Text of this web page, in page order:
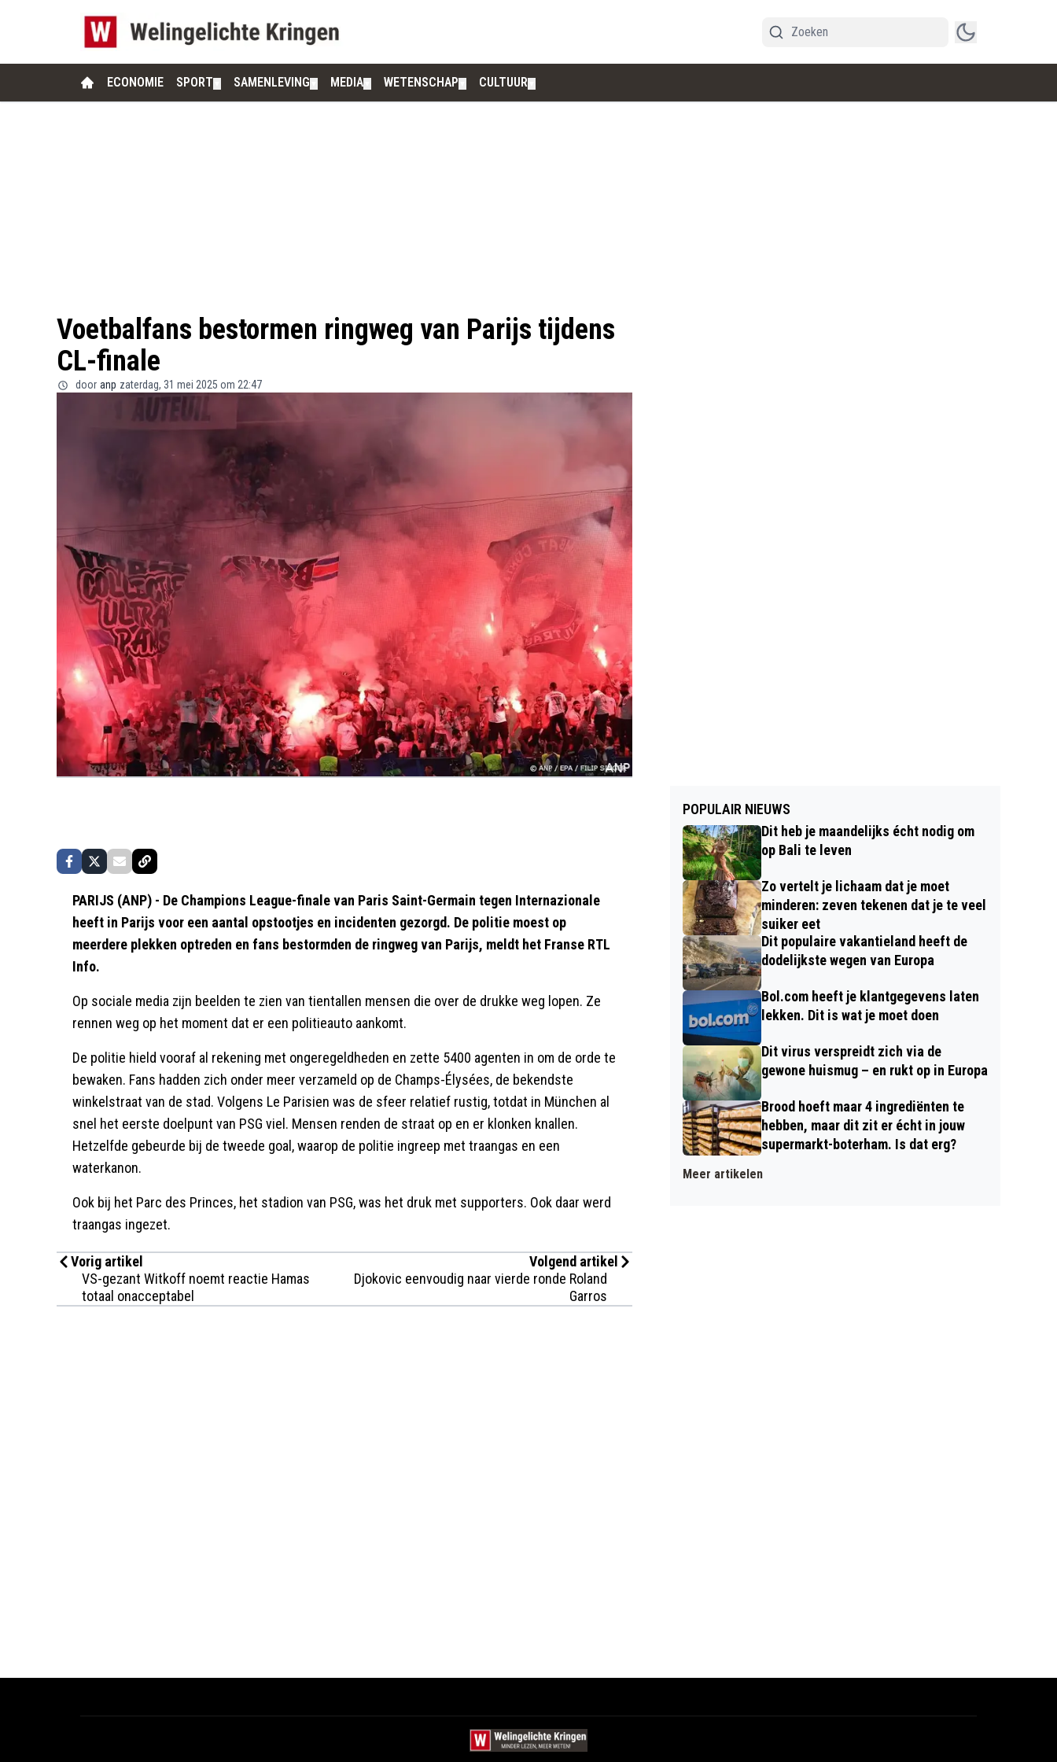
ECONOMIE SPORT SAMENLEVING MEDIA WETENSCHAP CULTUUR
Voetbalfans bestormen ringweg van Parijs tijdens
CL-finale
door anp zaterdag, 31 mei 2025 om 22:47
PARIJS (ANP) - De Champions League-finale van Paris Saint-Germain tegen Internazionale
heeft in Parijs voor een aantal opstootjes en incidenten gezorgd. De politie moest op
meerdere plekken optreden en fans bestormden de ringweg van Parijs, meldt het Franse RTL
Info.
Op sociale media zijn beelden te zien van tientallen mensen die over de drukke weg lopen. Ze
rennen weg op het moment dat er een politieauto aankomt.
De politie hield vooraf al rekening met ongeregeldheden en zette 5400 agenten in om de orde te
bewaken. Fans hadden zich onder meer verzameld op de Champs-Élysées, de bekendste
winkelstraat van de stad. Volgens Le Parisien was de sfeer relatief rustig, totdat in München al
snel het eerste doelpunt van PSG viel. Mensen renden de straat op en er klonken knallen.
Hetzelfde gebeurde bij de tweede goal, waarop de politie ingreep met traangas en een
waterkanon.
Ook bij het Parc des Princes, het stadion van PSG, was het druk met supporters. Ook daar werd
traangas ingezet.
Vorig artikel
VS-gezant Witkoff noemt reactie Hamas
totaal onacceptabel
Volgend artikel
Djokovic eenvoudig naar vierde ronde Roland
Garros
POPULAIR NIEUWS
Dit heb je maandelijks écht nodig om
op Bali te leven
Zo vertelt je lichaam dat je moet
minderen: zeven tekenen dat je te veel
suiker eet
Dit populaire vakantieland heeft de
dodelijkste wegen van Europa
Bol.com heeft je klantgegevens laten
lekken. Dit is wat je moet doen
Dit virus verspreidt zich via de
gewone huismug – en rukt op in Europa
Brood hoeft maar 4 ingrediënten te
hebben, maar dit zit er écht in jouw
supermarkt-boterham. Is dat erg?
Meer artikelen